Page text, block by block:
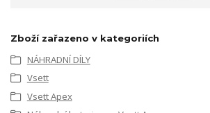
Zboží zařazeno v kategoriích
NÁHRADNÍ DÍLY
Vsett
Vsett Apex